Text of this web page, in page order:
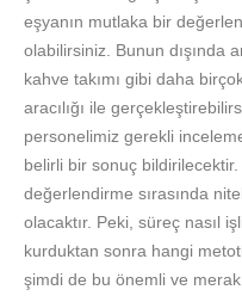
eşyanın mutlaka bir
olabilirsiniz. Bunun dışında
kahve takımı gibi daha
aracılığı ile
personelimiz gerekli
belirli bir sonuç
değerlendirme sırasında
olacaktır. Peki, süreç nasıl
kurduktan sonra hangi
şimdi de bu önemli ve merak